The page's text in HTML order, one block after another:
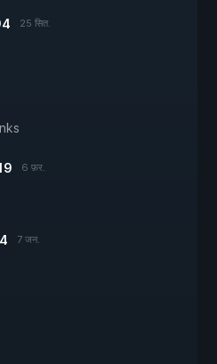
25 सित.
6 फ़र.
7 जन.